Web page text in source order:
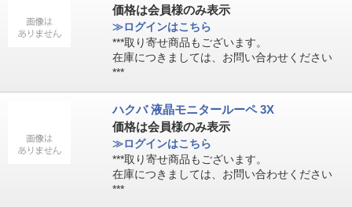
価格は会員様のみ表示
≫ログインはこちら
***取り寄せ商品もございます。
在庫につきましては、お問い合わせください
***
ハクバ 液晶モニタールーペ 3X
価格は会員様のみ表示
≫ログインはこちら
***取り寄せ商品もございます。
在庫につきましては、お問い合わせください
***